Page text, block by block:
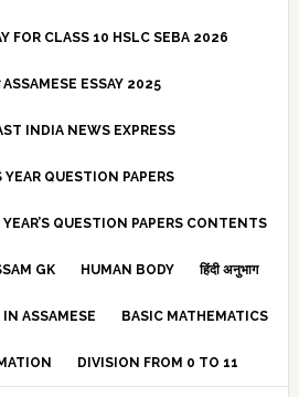
FOR CLASS 10 HSLC SEBA 2026
ASSAMESE ESSAY 2025
INDIA NEWS EXPRESS
YEAR QUESTION PAPERS
QUESTION PAPERS CONTENTS
GK HUMAN BODY हिंदी अनुभाग
ASSAMESE BASIC MATHEMATICS
DIVISION FROM 0 TO 11